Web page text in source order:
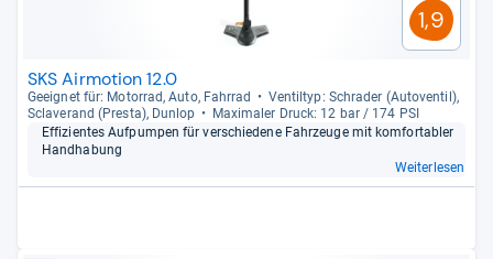
1,9
SKS Airmotion 12.0
Geeig­net für: Motor­rad, Auto, Fahr­rad
Ven­til­typ: Schra­der (Auto­ven­til),
Scla­ve­rand (Presta), Dun­lop
Maxi­ma­ler Druck: 12 bar / 174 PSI
Effi­zi­en­tes Auf­pum­pen für ver­schie­dene Fahr­zeuge mit kom­for­ta­bler
Hand­ha­bung
Weiterlesen